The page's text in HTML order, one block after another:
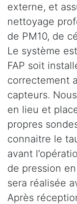
externe, et
nettoyage
de PM10, de
Le système
FAP soit
correctement
capteurs.
en lieu et
propres
connaitre le
avant
de pression
sera réalisée
Après